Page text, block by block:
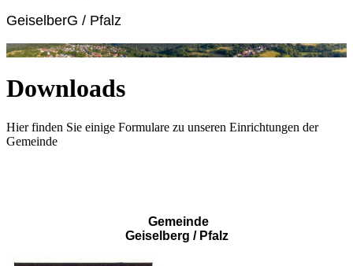
GeiselberG / Pfalz
Downloads
Hier finden Sie einige Formulare zu unseren Einrichtungen der
Gemeinde
Gemeinde
Geiselberg / Pfalz